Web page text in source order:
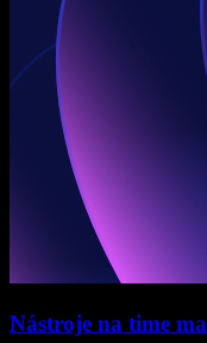
Nástroje na time